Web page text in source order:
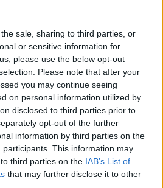
sale, sharing to third parties, or
or sensitive information for
please use the below opt-out
Please note that after your
you may continue seeing
on personal information utilized by
disclosed to third parties prior to
opt-out of the further
information by third parties on the
participants. This information may
third parties on the IAB’s List of
that may further disclose it to other
NERVIANO